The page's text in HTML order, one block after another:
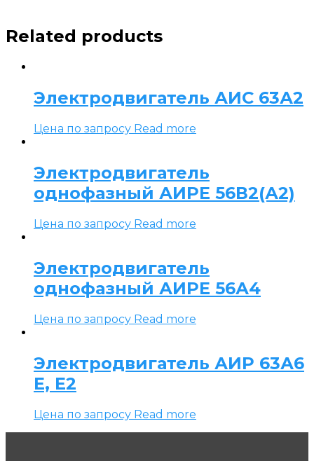
Related products
Электродвигатель АИС 63А2
Цена по запросу Read more
Электродвигатель
однофазный АИРЕ 56В2(А2)
Цена по запросу Read more
Электродвигатель
однофазный АИРЕ 56А4
Цена по запросу Read more
Электродвигатель АИР 63А6
Е, Е2
Цена по запросу Read more